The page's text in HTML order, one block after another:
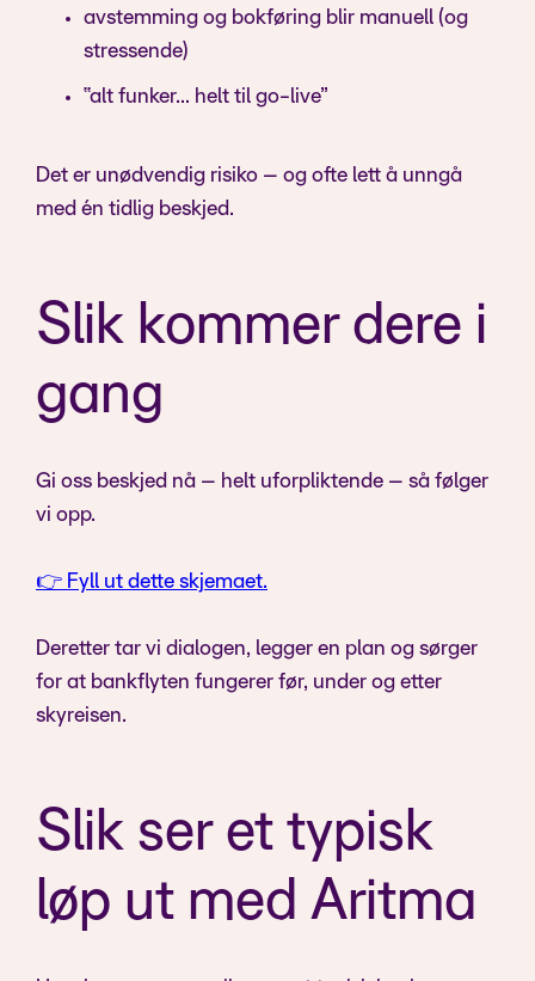
avstemming og bokføring blir manuell (og
stressende)
“alt funker… helt til go-live”
Det er unødvendig risiko – og ofte lett å unngå
med én tidlig beskjed.
Slik kommer dere i
gang
Gi oss beskjed nå – helt uforpliktende – så følger
vi opp.
👉 Fyll ut dette skjemaet.
Deretter tar vi dialogen, legger en plan og sørger
for at bankflyten fungerer før, under og etter
skyreisen.
Slik ser et typisk
løp ut med Aritma